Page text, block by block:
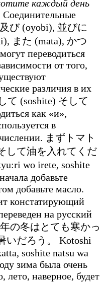
каждый день
Соединительные
び (oyobi), 並びに
また (mata), かつ
переводиться
от того,
различия в их
て (soshite) そして
как «и»,
в
まずトマト
して油を入れてくだ
wo irete, soshite
добавьте
добавьте масло.
констатирующий
на русский
年の冬はとても寒かっ
いだろう。 Kotoshi
soshite natsu wa
зима была очень
лето, наверное, будет